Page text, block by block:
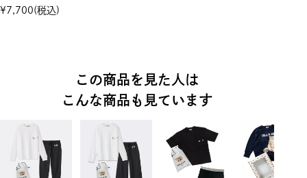
ン Tシャツ
＆ ヌネット総
¥7,700(税込)
この商品を見た人は
こんな商品も見ています